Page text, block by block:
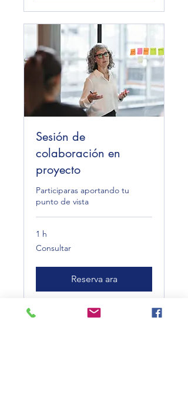
Sesión de
colaboración en
proyecto
Participaras aportando tu
punto de vista
1 h
Consultar
Consultar
Reserva ara